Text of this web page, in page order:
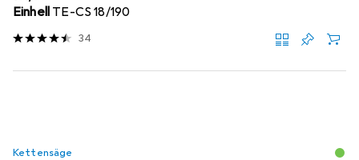
Einhell TE-CS 18/190
34
Kettensäge